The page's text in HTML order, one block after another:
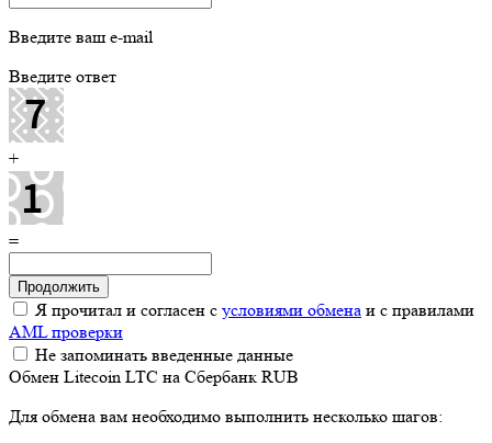
Введите ваш e-mail
Введите ответ
+
=
Я прочитал и согласен с условиями обмена и с правилами
AML проверки
Не запоминать введенные данные
Обмен Litecoin LTC на Сбербанк RUB
Для обмена вам необходимо выполнить несколько шагов: